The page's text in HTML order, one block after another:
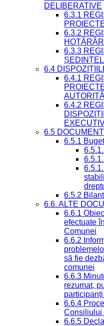
DELIBERATIVE
6.3.1
6.3.2
6.3.3
6.4
6.4.1
6.4.2
6.5
6.5.1
6.5.2
6.6. ALTE
6.6.1
efectuate
Comunei
6.6.2
să fie
comunei
6.6.3
rezumat,
6.6.4
Consiliului
6.6.5